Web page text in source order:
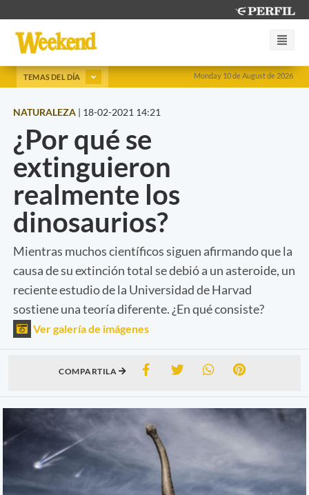
Monday 10 de August de 2026
TEMAS DEL DÍA
NATURALEZA | 18-02-2021 14:21
¿Por qué se
extinguieron
realmente los
dinosaurios?
Mientras muchos científicos siguen afirmando que la
causa de su extinción total se debió a un asteroide, un
reciente estudio de la Universidad de Harvad
sostiene una teoría diferente. ¿En qué consiste?
Ver galería de imágenes
COMPARTILA